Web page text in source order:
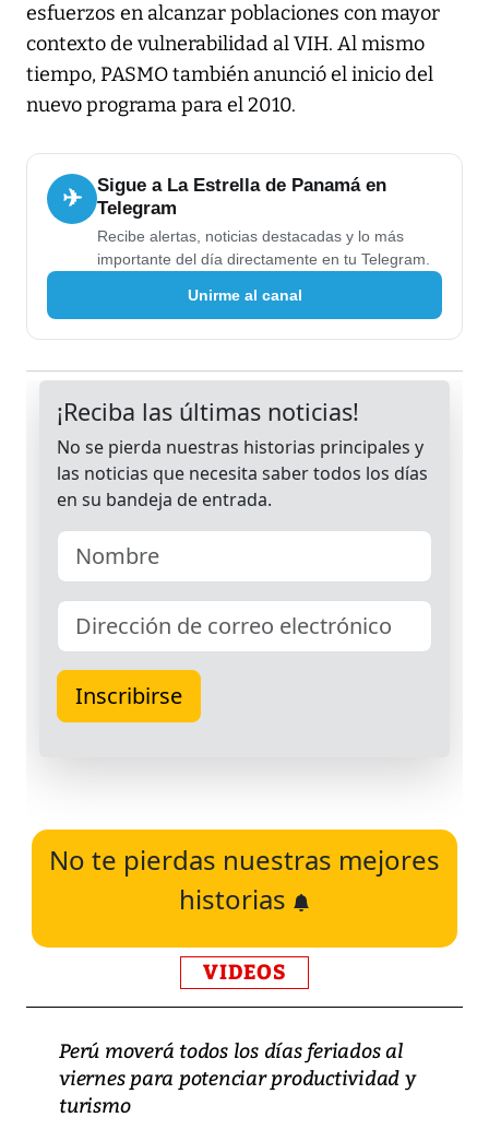
esfuerzos en alcanzar poblaciones con mayor
contexto de vulnerabilidad al VIH. Al mismo
tiempo, PASMO también anunció el inicio del
nuevo programa para el 2010.
✈
Sigue a La Estrella de Panamá en
Telegram
Recibe alertas, noticias destacadas y lo más
importante del día directamente en tu Telegram.
Unirme al canal
No te pierdas nuestras mejores
historias
VIDEOS
Perú moverá todos los días feriados al
viernes para potenciar productividad y
turismo